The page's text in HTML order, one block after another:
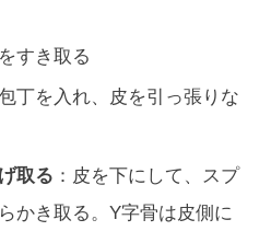
すき取る
丁を入れ、皮を引っ張りな
取る ：皮を下にして、スプ
かき取る。Y字骨は皮側に